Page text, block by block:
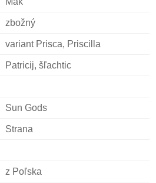
zbožný
variant Prisca, Priscilla
Patricij, šľachtic
Sun Gods
Strana
z Poľska